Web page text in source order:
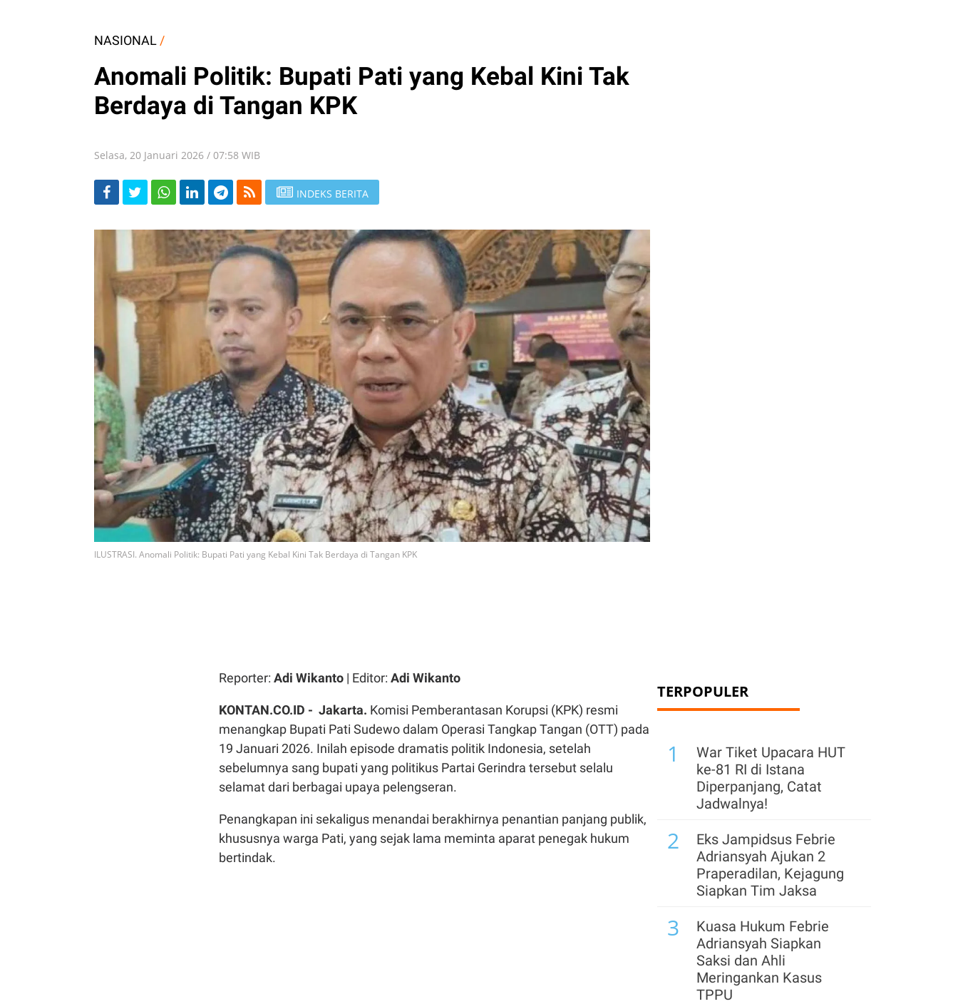
NASIONAL /
Anomali Politik: Bupati Pati yang Kebal Kini Tak
Berdaya di Tangan KPK
Selasa, 20 Januari 2026 / 07:58 WIB
INDEKS BERITA
ILUSTRASI. Anomali Politik: Bupati Pati yang Kebal Kini Tak Berdaya di Tangan KPK
Reporter: Adi Wikanto | Editor: Adi Wikanto
KONTAN.CO.ID - Jakarta. Komisi Pemberantasan Korupsi (KPK) resmi
menangkap Bupati Pati Sudewo dalam Operasi Tangkap Tangan (OTT) pada
19 Januari 2026. Inilah episode dramatis politik Indonesia, setelah
sebelumnya sang bupati yang politikus Partai Gerindra tersebut selalu
selamat dari berbagai upaya pelengseran.
Penangkapan ini sekaligus menandai berakhirnya penantian panjang publik,
khususnya warga Pati, yang sejak lama meminta aparat penegak hukum
bertindak.
TERPOPULER
1
War Tiket Upacara HUT
ke-81 RI di Istana
Diperpanjang, Catat
Jadwalnya!
2
Eks Jampidsus Febrie
Adriansyah Ajukan 2
Praperadilan, Kejagung
Siapkan Tim Jaksa
3
Kuasa Hukum Febrie
Adriansyah Siapkan
Saksi dan Ahli
Meringankan Kasus
TPPU